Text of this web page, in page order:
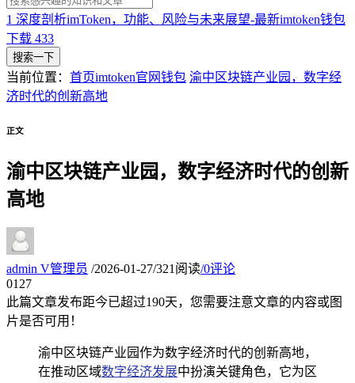
1 深度剖析imToken，功能、风险与未来展望-最新imtoken钱包
下载 433
搜索一下
当前位置： 首页imtoken官网钱包 渝中区块链产业园，数字经
济时代的创新高地
正文
渝中区块链产业园，数字经济时代的创新
高地
admin V管理员 /2026-01-27/321阅读/0评论
01 27
此篇文章发布距今已超过190天，您需要注意文章的内容或图
片是否可用！
渝中区块链产业园作为数字经济时代的创新高地，
在推动区域数字经济发展中扮演关键角色，它为区